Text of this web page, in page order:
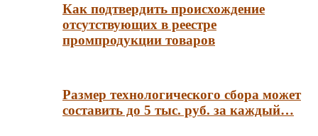
Как подтвердить происхождение
отсутствующих в реестре
промпродукции товаров
Размер технологического сбора может
составить до 5 тыс. руб. за каждый…